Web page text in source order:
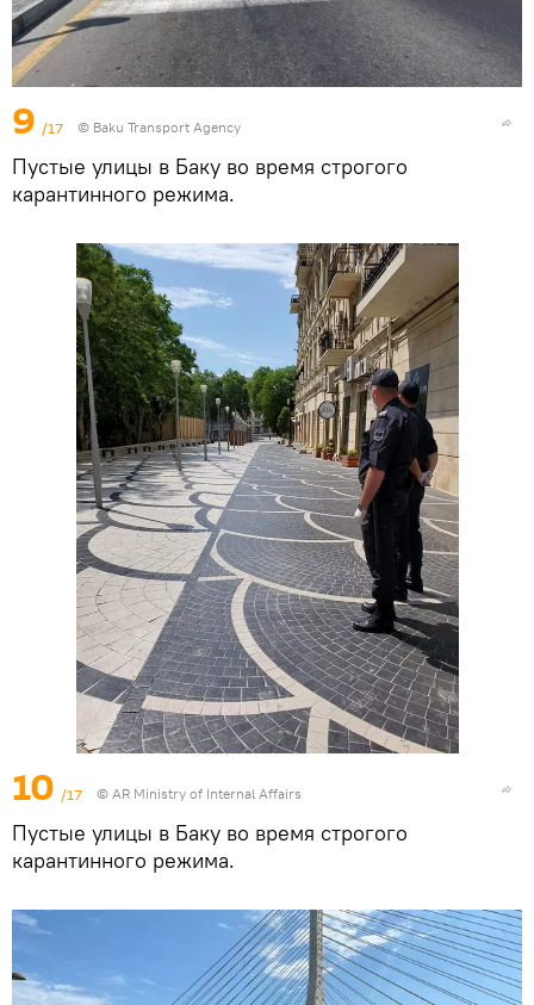
9 /17 © Baku Transport Agency
Пустые улицы в Баку во время строгого
карантинного режима.
10 /17 © AR Ministry of Internal Affairs
Пустые улицы в Баку во время строгого
карантинного режима.